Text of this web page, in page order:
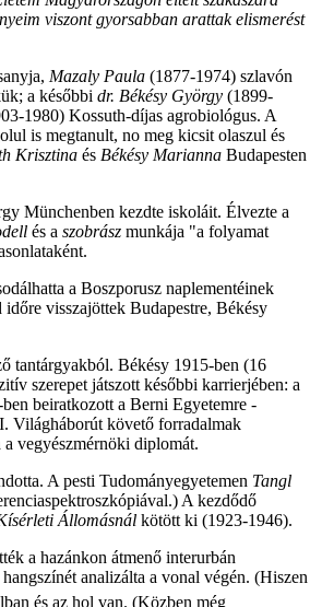
viszont gyorsabban arattak elismerést
Mazaly Paula (1877-1974) szlavón
a későbbi dr. Békésy György (1899-
1980) Kossuth-díjas agrobiológus. A
is megtanult, no meg kicsit olaszul és
Krisztina és Békésy Marianna Budapesten
Münchenben kezdte iskoláit. Élvezte a
és a szobrász munkája "a folyamat
a Boszporusz naplementéinek
visszajöttek Budapestre, Békésy
tantárgyakból. Békésy 1915-ben (16
szerepet játszott későbbi karrierjében: a
beiratkozott a Berni Egyetemre -
Világháborút követő forradalmak
vegyészmérnöki diplomát.
A pesti Tudományegyetemen Tangl
A kezdődő
Állomásnál kötött ki (1923-1946).
a hazánkon átmenő interurbán
analizálta a vonal végén. (Hiszen
és az hol van. (Közben még